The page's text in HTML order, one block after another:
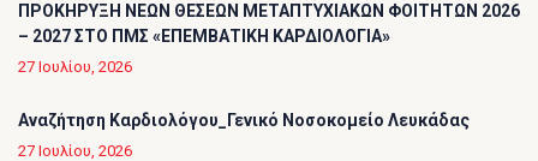
ΠΡΟΚΗΡΥΞΗ ΝΕΩΝ ΘΕΣΕΩΝ ΜΕΤΑΠΤΥΧΙΑΚΩΝ ΦΟΙΤΗΤΩΝ 2026
– 2027 ΣΤΟ ΠΜΣ «ΕΠΕΜΒΑΤΙΚΗ ΚΑΡΔΙΟΛΟΓΙΑ»
27 Ιουλίου, 2026
Αναζήτηση Καρδιολόγου_Γενικό Νοσοκομείο Λευκάδας
27 Ιουλίου, 2026